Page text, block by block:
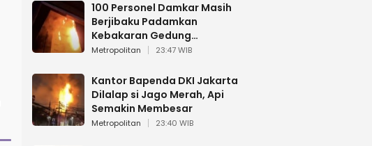
100 Personel Damkar Masih
Berjibaku Padamkan
Kebakaran Gedung
Bapenda DKI
Metropolitan 23:47 WIB
Kantor Bapenda DKI Jakarta
Dilalap si Jago Merah, Api
Semakin Membesar
Metropolitan 23:40 WIB